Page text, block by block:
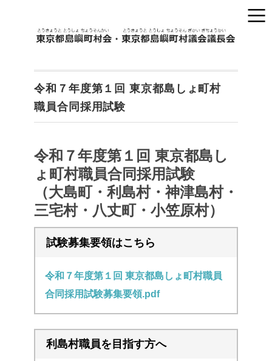
令和７年度第１回 東京都島しょ町村
職員合同採用試験
令和７年度第１回 東京都島し
ょ町村職員合同採用試験
（大島町・利島村・神津島村・
三宅村・八丈町・小笠原村）
試験募集要領はこちら
令和７年度第１回 東京都島しょ町村職員
合同採用試験募集要領.pdf
利島村職員を目指す方へ